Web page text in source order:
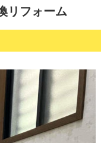
リフォーム